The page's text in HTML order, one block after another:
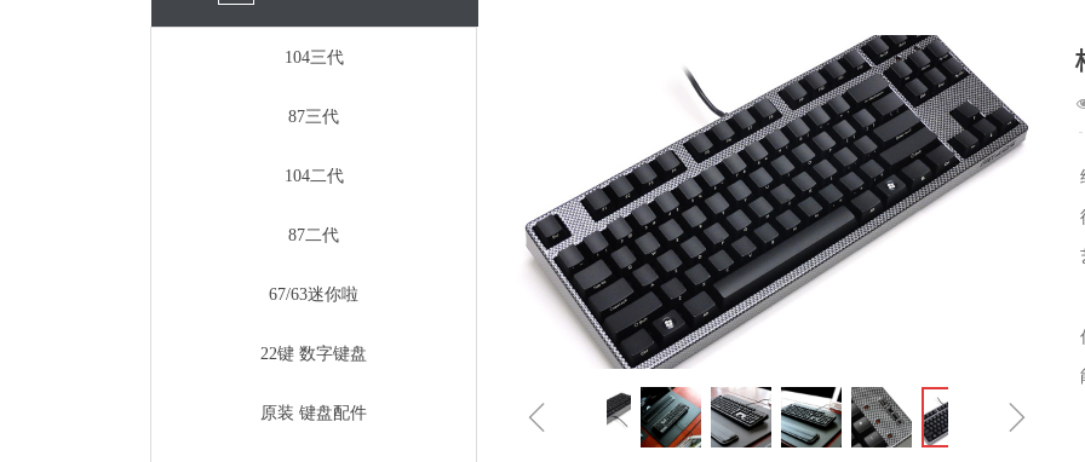
ꁆ ꁇ
104三代
87三代
104二代
87二代
67/63迷你啦
22键 数字键盘
原装 键盘配件